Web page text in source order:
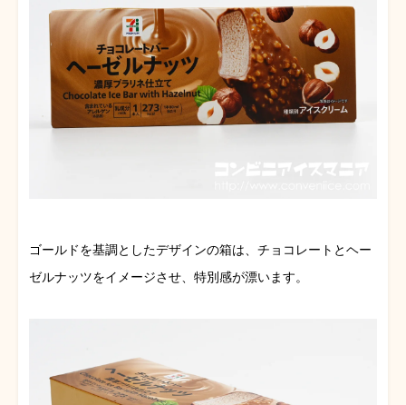
ゴールドを基調としたデザインの箱は、チョコレートとヘー
ゼルナッツをイメージさせ、特別感が漂います。